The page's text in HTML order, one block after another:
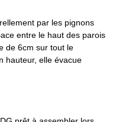
par les pignons
entre le haut des parois
de 6cm sur tout le
hauteur, elle évacue